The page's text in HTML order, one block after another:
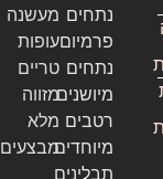
נתחים
פרמיום
נתחים
מיושנים
רטבים
מיוחדים
תבלינים
מעשנה
עופות
טריים
מזווה
מלא
מבצעים